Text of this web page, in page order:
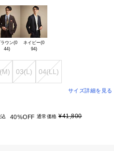
ウン(0
44)
ネイビー(0
94)
03(L) 04(LL)
サイズ詳細を見る
40%OFF 通常価格 ¥41,800